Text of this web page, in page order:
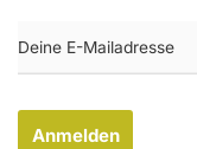
Anmelden